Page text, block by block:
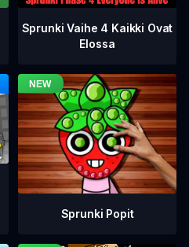
Sprunki Vaihe 4 Kaikki Ovat
Elossa
Sprunki Popit